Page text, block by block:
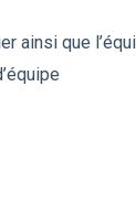
ainsi que